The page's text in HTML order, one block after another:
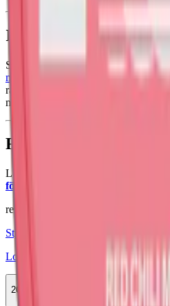
Information om
Sedan lanseringen i mars 2020 har
med smaker
som Sicily Spritz och
rad nikotinstyrkor från normal till
miljövänliga PlantCan™-dosor för att
Färskt vitt snus
Läs mer om hur du förvarar Loop
förvarar du snuset rätt"
relaterade produkter
Styrka Normal · Slim
Loop Hot Mango Strong
20-pack